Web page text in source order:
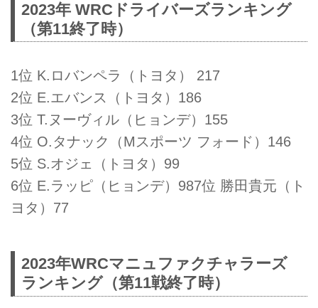
2023年 WRCドライバーズランキング
（第11終了時）
1位 K.ロバンペラ（トヨタ） 217
2位 E.エバンス（トヨタ）186
3位 T.ヌーヴィル（ヒョンデ）155
4位 O.タナック（Mスポーツ フォード）146
5位 S.オジェ（トヨタ）99
6位 E.ラッピ（ヒョンデ）987位 勝田貴元（ト
ヨタ）77
2023年WRCマニュファクチャラーズ
ランキング（第11戦終了時）